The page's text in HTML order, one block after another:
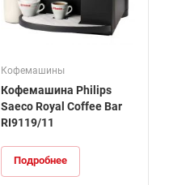
Кофемашины
Кофемашина Philips
Saeco Royal Coffee Bar
RI9119/11
Подробнее